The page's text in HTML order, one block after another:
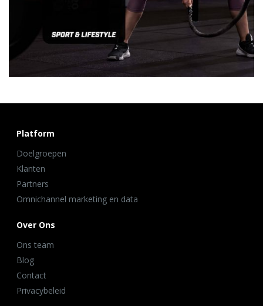
Platform
Doelgroepen
Klanten
Partners
Omnichannel marketing en data
Over Ons
Ons team
Blog
Contact
Privacybeleid